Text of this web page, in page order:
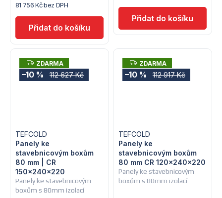
81 756 Kč bez DPH
Z
D
A
R
ZDARMA
112 627 Kč
–10 %
Panely ke stavebnicovým
boxům s 80mm izolací
Panely ke
stavebnicovým boxům
80 mm | CR
150x240x220
TEFCOLD
Z
D
A
R
ZDARMA
112 917 Kč
–10 %
Panely ke stavebnicovým
boxům s 80mm izolací
Panely ke
stavebnicovým boxům
80 mm CR 120x240x220
TEFCOLD